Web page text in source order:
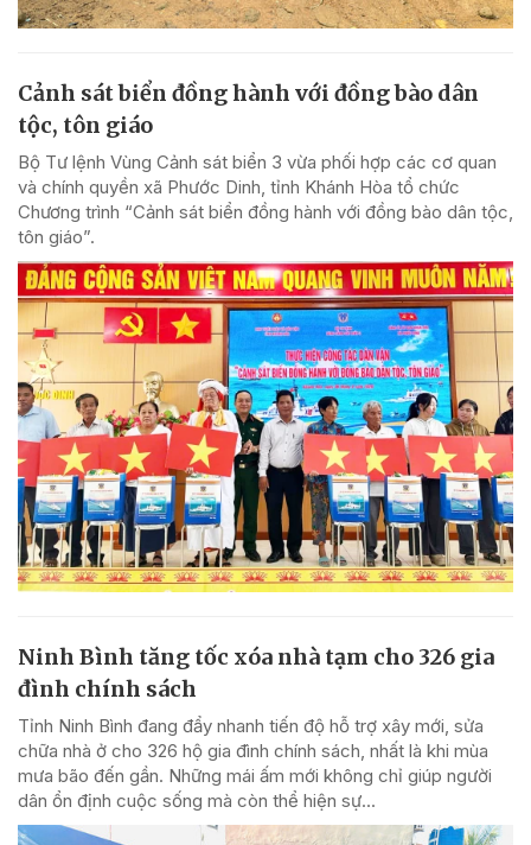
Cảnh sát biển đồng hành với đồng bào dân
tộc, tôn giáo
Bộ Tư lệnh Vùng Cảnh sát biển 3 vừa phối hợp các cơ quan
và chính quyền xã Phước Dinh, tỉnh Khánh Hòa tổ chức
Chương trình “Cảnh sát biển đồng hành với đồng bào dân tộc,
tôn giáo”.
Ninh Bình tăng tốc xóa nhà tạm cho 326 gia
đình chính sách
Tỉnh Ninh Bình đang đẩy nhanh tiến độ hỗ trợ xây mới, sửa
chữa nhà ở cho 326 hộ gia đình chính sách, nhất là khi mùa
mưa bão đến gần. Những mái ấm mới không chỉ giúp người
dân ổn định cuộc sống mà còn thể hiện sự...